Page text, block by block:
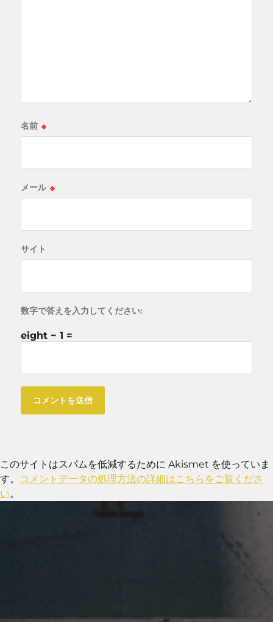
名前 ※
メール ※
サイト
数字で答えを入力してください:
eight − 1 =
このサイトはスパムを低減するために Akismet を使っていま
す。
コメントデータの処理方法の詳細はこちらをご覧くださ
い。